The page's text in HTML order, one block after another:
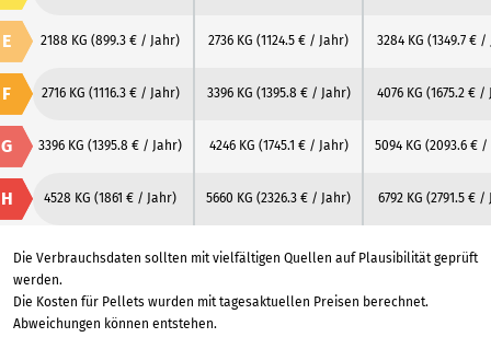
E 2188 KG (899.3 € / Jahr) 2736 KG (1124.5 € / Jahr) 3284 KG (1349.7 € /
F 2716 KG (1116.3 € / Jahr) 3396 KG (1395.8 € / Jahr) 4076 KG (1675.2 € /
G 3396 KG (1395.8 € / Jahr) 4246 KG (1745.1 € / Jahr) 5094 KG (2093.6 € /
H 4528 KG (1861 € / Jahr) 5660 KG (2326.3 € / Jahr) 6792 KG (2791.5 € /
Die Verbrauchsdaten sollten mit vielfältigen Quellen auf Plausibilität geprüft
werden.
Die Kosten für Pellets wurden mit tagesaktuellen Preisen berechnet.
Abweichungen können entstehen.